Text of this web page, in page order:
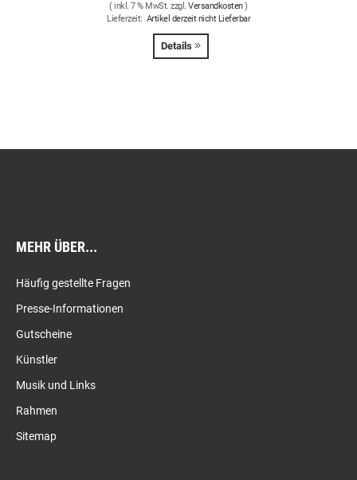
( inkl. 7 % MwSt. zzgl.Versandkosten)
Lieferzeit: Artikel derzeit nicht Lieferbar
Details
MEHR ÜBER...
Häufig gestellte Fragen
Presse-Informationen
Gutscheine
Künstler
Musik und Links
Rahmen
Sitemap